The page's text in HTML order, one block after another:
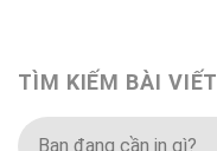
TÌM KIẾM BÀI VIẾT